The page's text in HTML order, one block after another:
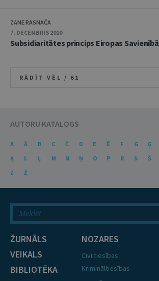
ZANE RASNAČA
7. DECEMBRIS 2010
Subsidiaritātes princips Eiropas Savienībā
RĀDĪT VĒL / 61
AUTORU KATALOGS
A Ā B C Č D E Ē F G Ģ
Ķ
L Ļ M N Ņ O P R S Š
Z
Ž
ŽURNĀLS
VEIKALS
BIBLIOTĒKA
NOZARES
Civiltiesības
Krimināltiesības